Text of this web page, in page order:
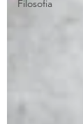
Filosofia